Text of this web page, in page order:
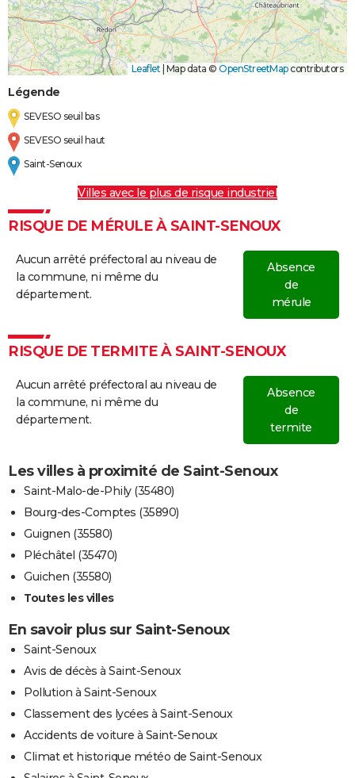
Leaflet | Map data © OpenStreetMapcontributors
Légende
SEVESO seuil bas
SEVESO seuil haut
Saint-Senoux
Villes avec le plus de risque industriel
RISQUE DE MÉRULE À SAINT-SENOUX
Aucun arrêté préfectoral au niveau de
la commune, ni même du
département.
Absence
de
mérule
RISQUE DE TERMITE À SAINT-SENOUX
Aucun arrêté préfectoral au niveau de
la commune, ni même du
département.
Absence
de
termite
Les villes à proximité de Saint-Senoux
Saint-Malo-de-Phily (35480)
Bourg-des-Comptes (35890)
Guignen (35580)
Pléchâtel (35470)
Guichen (35580)
Toutes les villes
En savoir plus sur Saint-Senoux
Saint-Senoux
Avis de décès à Saint-Senoux
Pollution à Saint-Senoux
Classement des lycées à Saint-Senoux
Accidents de voiture à Saint-Senoux
Climat et historique météo de Saint-Senoux